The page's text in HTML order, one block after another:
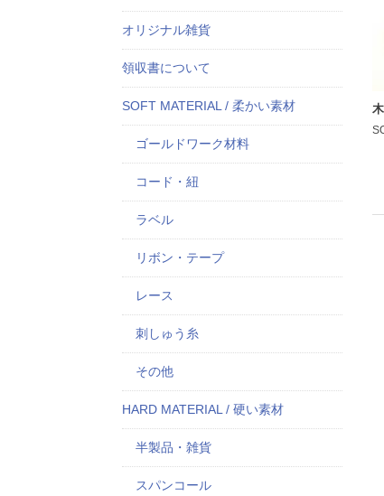
オリジナル雑貨
領収書について
SOFT MATERIAL / 柔かい素材
ゴールドワーク材料
コード・紐
ラベル
リボン・テープ
レース
刺しゅう糸
その他
HARD MATERIAL / 硬い素材
半製品・雑貨
スパンコール